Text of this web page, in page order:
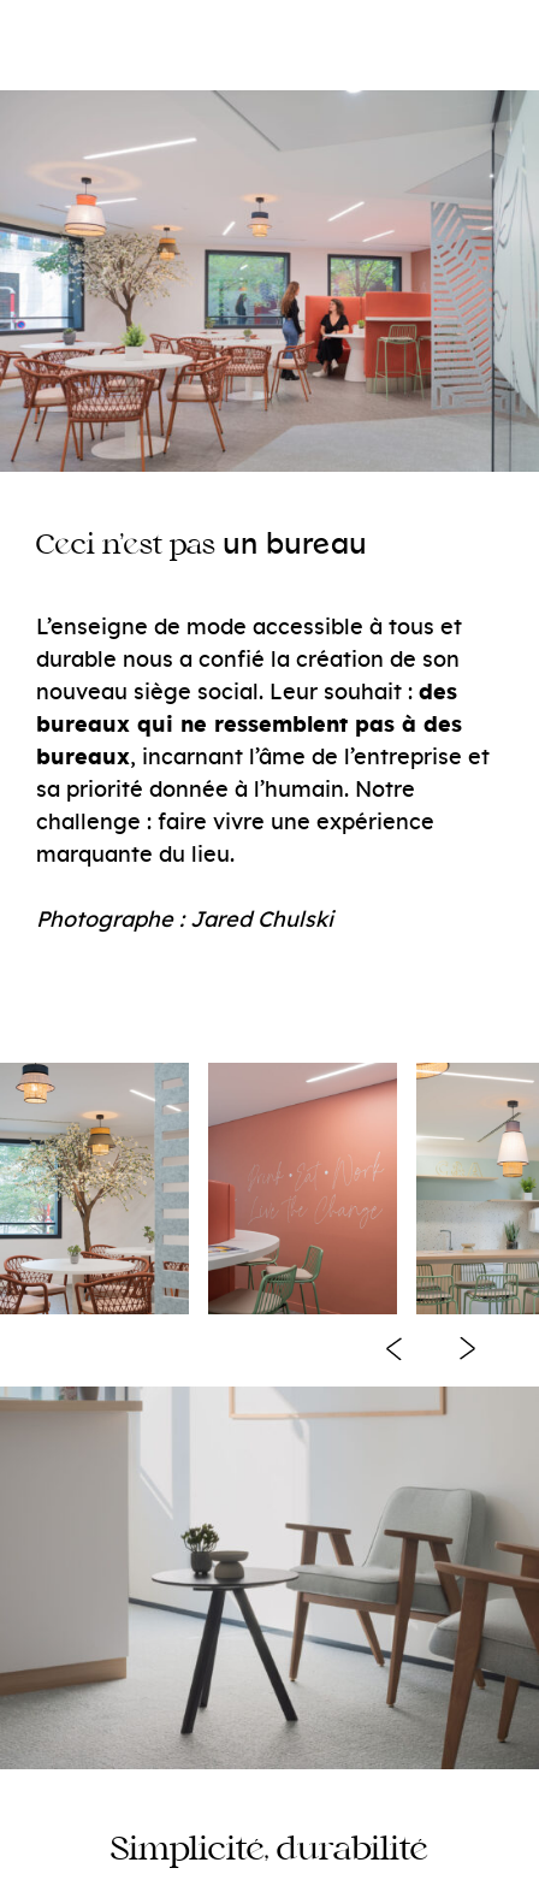
Ceci n’est pas un bureau
L’enseigne de mode accessible à tous et
durable nous a confié la création de son
nouveau siège social. Leur souhait : des
bureaux qui ne ressemblent pas à des
bureaux, incarnant l’âme de l’entreprise et
sa priorité donnée à l’humain. Notre
challenge : faire vivre une expérience
marquante du lieu.
Photographe : Jared Chulski
Simplicité, durabilité